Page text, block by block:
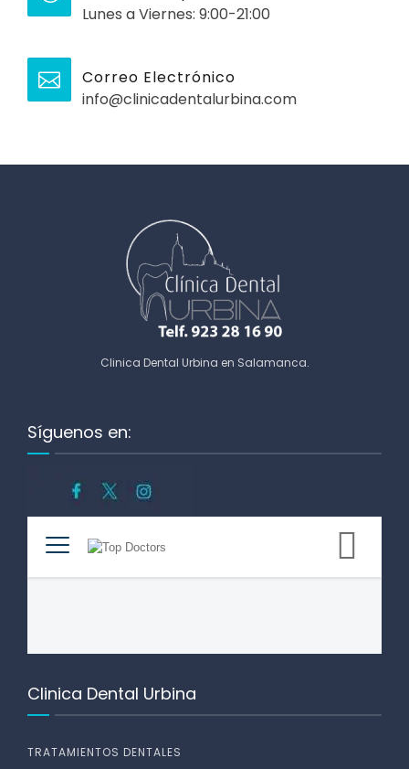
Lunes a Viernes: 9:00-21:00
Correo Electrónico
info@clinicadentalurbina.com
Clinica Dental Urbina en Salamanca.
Síguenos en:
Clinica Dental Urbina
TRATAMIENTOS DENTALES